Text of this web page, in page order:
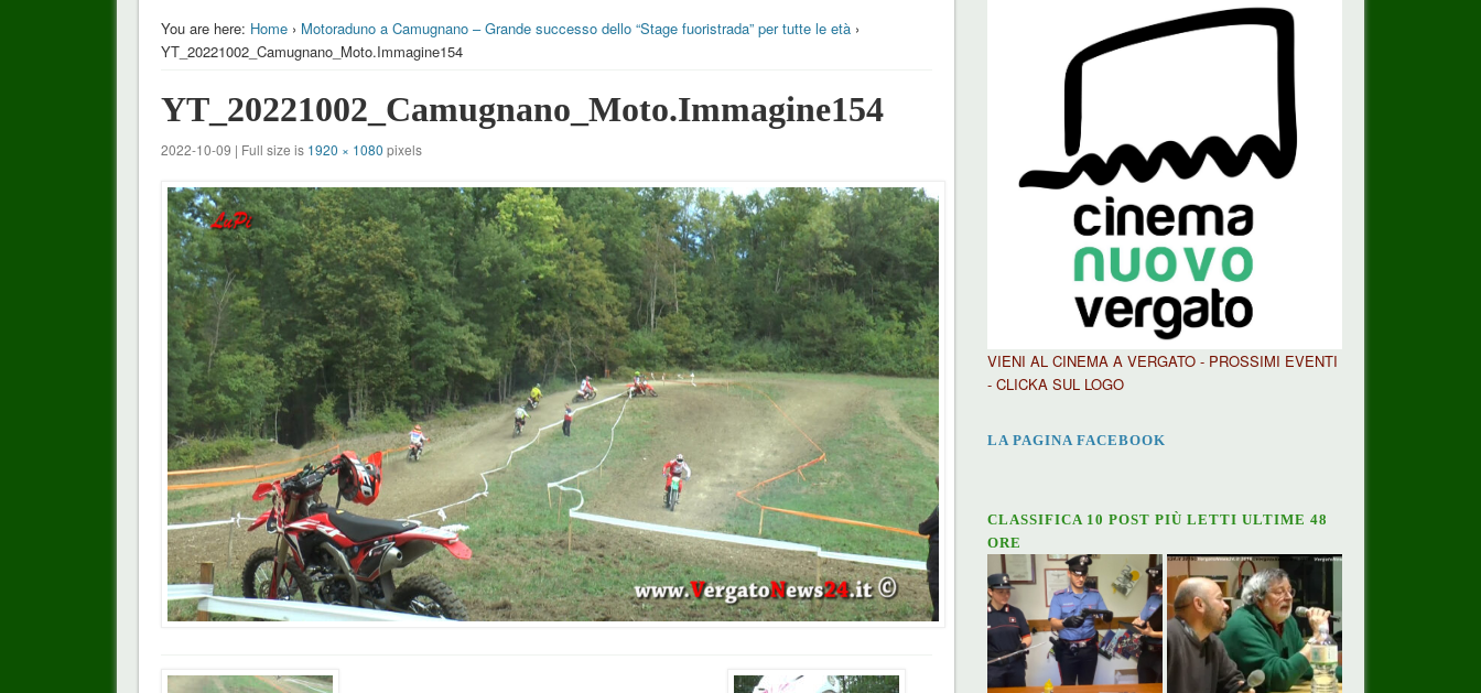
You are here: Home› Motoraduno a Camugnano – Grande successo dello “Stage fuoristrada” per tutte le età›
YT_20221002_Camugnano_Moto.Immagine154
YT_20221002_Camugnano_Moto.Immagine154
2022-10-09 | Full size is 1920 × 1080 pixels
VIENI AL CINEMA A VERGATO - PROSSIMI EVENTI
- CLICKA SUL LOGO
LA PAGINA FACEBOOK
CLASSIFICA 10 POST PIÙ LETTI ULTIME 48
ORE